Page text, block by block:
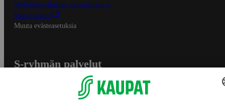
Mobiilisovelluksen saavutettavuus
Mainostajalle
Muuta evästeasetuksia
S-ryhmän palvelut